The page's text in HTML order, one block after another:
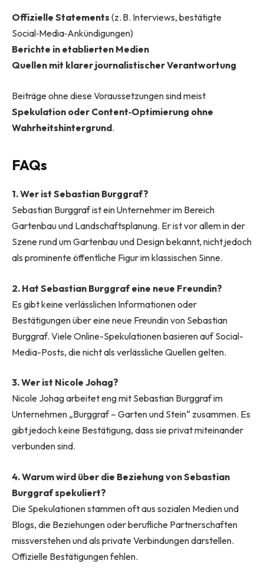
Offizielle Statements (z. B. Interviews, bestätigte
Social‑Media‑Ankündigungen)
Berichte in etablierten Medien
Quellen mit klarer journalistischer Verantwortung
Beiträge ohne diese Voraussetzungen sind meist
Spekulation oder Content‑Optimierung ohne
Wahrheitshintergrund.
FAQs
1. Wer ist Sebastian Burggraf?
Sebastian Burggraf ist ein Unternehmer im Bereich
Gartenbau und Landschaftsplanung. Er ist vor allem in der
Szene rund um Gartenbau und Design bekannt, nicht jedoch
als prominente öffentliche Figur im klassischen Sinne.
2. Hat Sebastian Burggraf eine neue Freundin?
Es gibt keine verlässlichen Informationen oder
Bestätigungen über eine neue Freundin von Sebastian
Burggraf. Viele Online-Spekulationen basieren auf Social-
Media-Posts, die nicht als verlässliche Quellen gelten.
3. Wer ist Nicole Johag?
Nicole Johag arbeitet eng mit Sebastian Burggraf im
Unternehmen „Burggraf – Garten und Stein“ zusammen. Es
gibt jedoch keine Bestätigung, dass sie privat miteinander
verbunden sind.
4. Warum wird über die Beziehung von Sebastian
Burggraf spekuliert?
Die Spekulationen stammen oft aus sozialen Medien und
Blogs, die Beziehungen oder berufliche Partnerschaften
missverstehen und als private Verbindungen darstellen.
Offizielle Bestätigungen fehlen.